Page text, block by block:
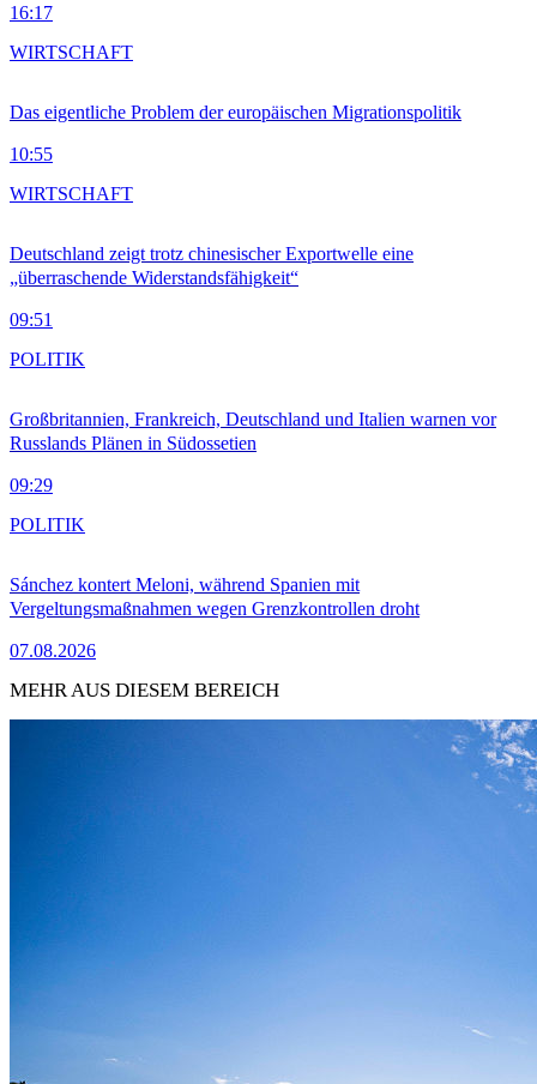
16:17
Das eigentliche Problem der europäischen Migrationspolitik
10:55
WIRTSCHAFT
Deutschland zeigt trotz chinesischer Exportwelle eine
„überraschende Widerstandsfähigkeit“
09:51
WIRTSCHAFT
Großbritannien, Frankreich, Deutschland und Italien warnen vor
Russlands Plänen in Südossetien
09:29
POLITIK
Sánchez kontert Meloni, während Spanien mit
Vergeltungsmaßnahmen wegen Grenzkontrollen droht
07.08.2026
POLITIK
MEHR AUS DIESEM BEREICH